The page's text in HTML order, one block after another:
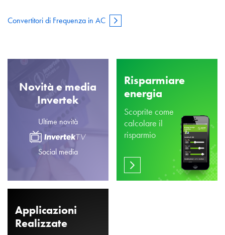
Convertitori di Frequenza in AC
Novità e media
Invertek
Ultime novità
Social media
Risparmiare
energia
Scoprite come
calcolare il
risparmio
Applicazioni
Realizzate